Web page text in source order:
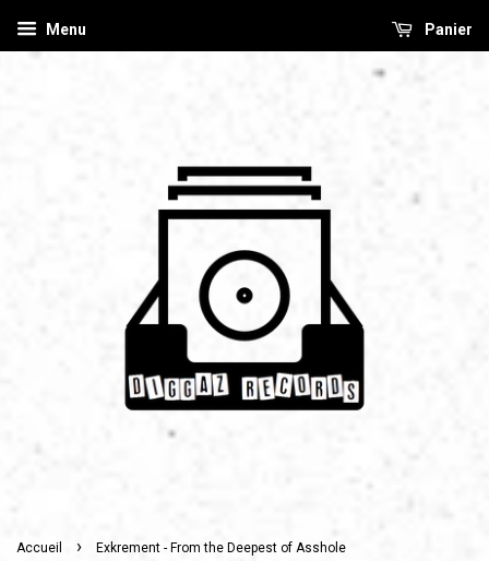
Menu Panier
Accueil › Exkrement - From the Deepest of Asshole